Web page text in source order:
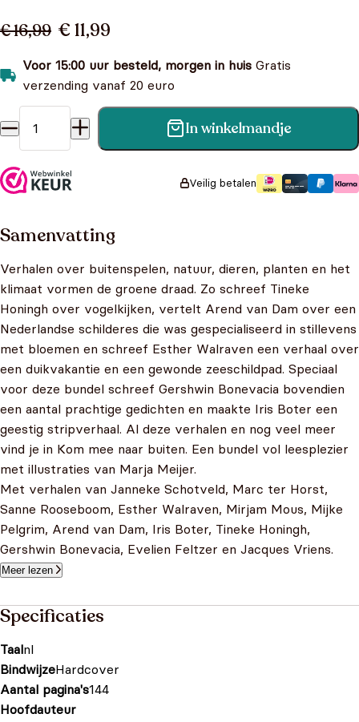
€ 16,99 € 11,99
Voor 15:00 uur besteld, morgen in huis Gratis
verzending vanaf 20 euro
Kom mee naar buiten aantal In winkelmandje
Veilig betalen
Samenvatting
Verhalen over buitenspelen, natuur, dieren, planten en het
klimaat vormen de groene draad. Zo schreef Tineke
Honingh over vogelkijken, vertelt Arend van Dam over een
Nederlandse schilderes die was gespecialiseerd in stillevens
met bloemen en schreef Esther Walraven een verhaal over
een duikvakantie en een gewonde zeeschildpad. Speciaal
voor deze bundel schreef Gershwin Bonevacia bovendien
een aantal prachtige gedichten en maakte Iris Boter een
geestig stripverhaal. Al deze verhalen en nog veel meer
vind je in Kom mee naar buiten. Een bundel vol leesplezier
met illustraties van Marja Meijer.
Met verhalen van Janneke Schotveld, Marc ter Horst,
Sanne Rooseboom, Esther Walraven, Mirjam Mous, Mijke
Pelgrim, Arend van Dam, Iris Boter, Tineke Honingh,
Gershwin Bonevacia, Evelien Feltzer en Jacques Vriens.
Meer lezen
Specificaties
Taalnl
BindwijzeHardcover
Aantal pagina's144
Hoofdauteur